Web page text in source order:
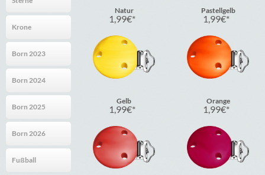
Krone
Born 2023
Born 2024
Born 2025
Born 2026
Fußball
Natur
1,99€
Pastellgelb
1,99€
Gelb
1,99€
Orange
1,99€